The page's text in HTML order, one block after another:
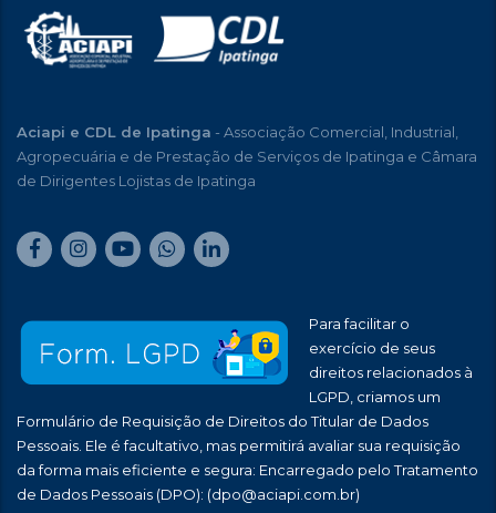
Aciapi e CDL de Ipatinga - Associação Comercial, Industrial,
Agropecuária e de Prestação de Serviços de Ipatinga e Câmara
de Dirigentes Lojistas de Ipatinga
Para facilitar o
exercício de seus
direitos relacionados à
LGPD, criamos um
Formulário de Requisição de Direitos do Titular de Dados
Pessoais. Ele é facultativo, mas permitirá avaliar sua requisição
da forma mais eficiente e segura: Encarregado pelo Tratamento
de Dados Pessoais (DPO): (dpo@aciapi.com.br)